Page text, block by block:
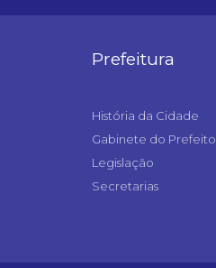
Prefeitura
História da Cidade
Gabinete do Prefeito
Legislação
Secretarias